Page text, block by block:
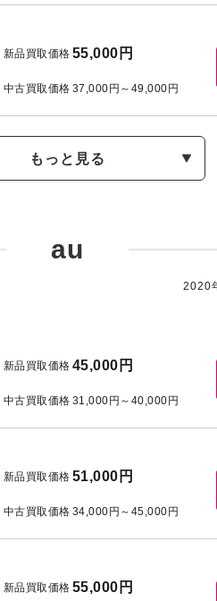
新品買取価格 55,000円
中古買取価格 37,000円～49,000円
もっと見る
au
2020
新品買取価格 45,000円
中古買取価格 31,000円～40,000円
新品買取価格 51,000円
中古買取価格 34,000円～45,000円
新品買取価格 55,000円